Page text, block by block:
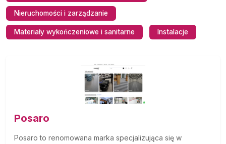
Nieruchomości i zarządzanie
Materiały wykończeniowe i sanitarne Instalacje
Posaro
Posaro to renomowana marka specjalizująca się w